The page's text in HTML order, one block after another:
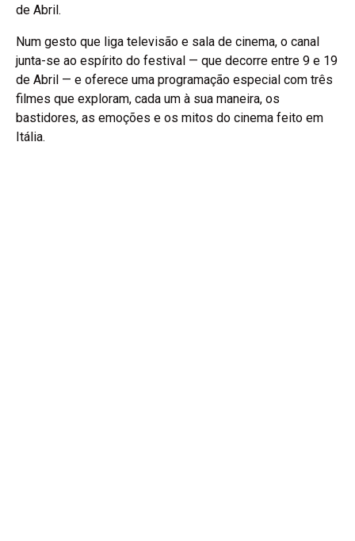
de Abril.
Num gesto que liga televisão e sala de cinema, o canal
junta-se ao espírito do festival — que decorre entre 9 e 19
de Abril — e oferece uma programação especial com três
filmes que exploram, cada um à sua maneira, os
bastidores, as emoções e os mitos do cinema feito em
Itália.